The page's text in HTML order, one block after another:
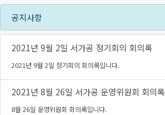
공지사항
2021년 9월 2일 서가공 정기회의 회의록
2021년 9월 2일 정기회의 회의록입니다.
2021년 8월 26일 서가공 운영위원회 회의록
8월 26일 운영위원회 회의록입니다.